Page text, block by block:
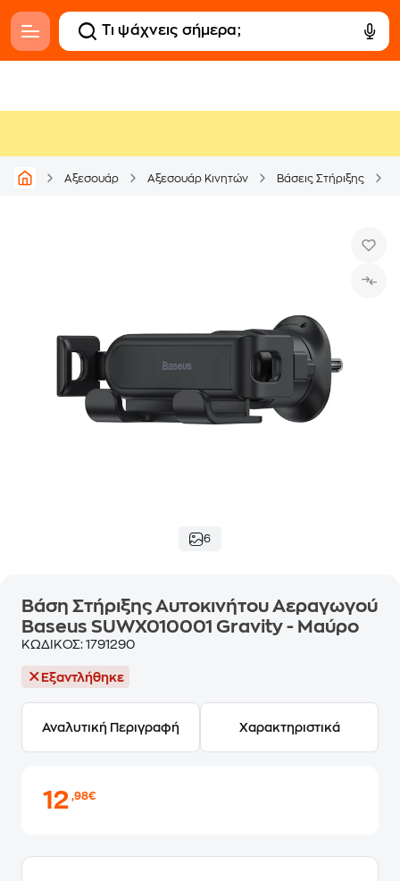
Αξεσουάρ Αξεσουάρ Κινητών Βάσεις Στήριξης
6
Βάση Στήριξης Αυτοκινήτου Αεραγωγού
Baseus SUWX010001 Gravity - Μαύρο
ΚΩΔΙΚΟΣ: 1791290
Εξαντλήθηκε
Αναλυτική Περιγραφή Χαρακτηριστικά
12,98€